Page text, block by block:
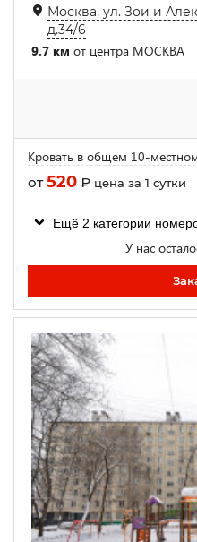
Москва, ул. Зои и
д.34/6
9.7 км от центра МОСКВА
Кровать в общем 10-
от520 ₽ цена за 1 сутки
Ещё 2 категории
У нас